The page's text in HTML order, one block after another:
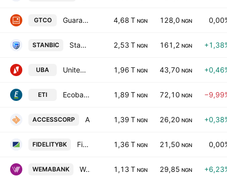
GTCO Guaranty Trust Holding Company Plc 4,68 T NGN 128,0 NGN
STANBIC Stanbic IBTC Holdings Plc 2,53 T NGN 161,2 NGN
UBA United Bank for Africa PLC 1,96 T NGN 43,70 NGN
ETI Ecobank Transnational, Inc. 1,89 T NGN 72,10 NGN
ACCESSCORP 1,39 T NGN 26,20 NGN
FIDELITYBK Fidelity Bank PLC 1,36 T NGN 21,50 NGN
WEMABANK Wema Bank PLC 1,13 T NGN 29,85 NGN